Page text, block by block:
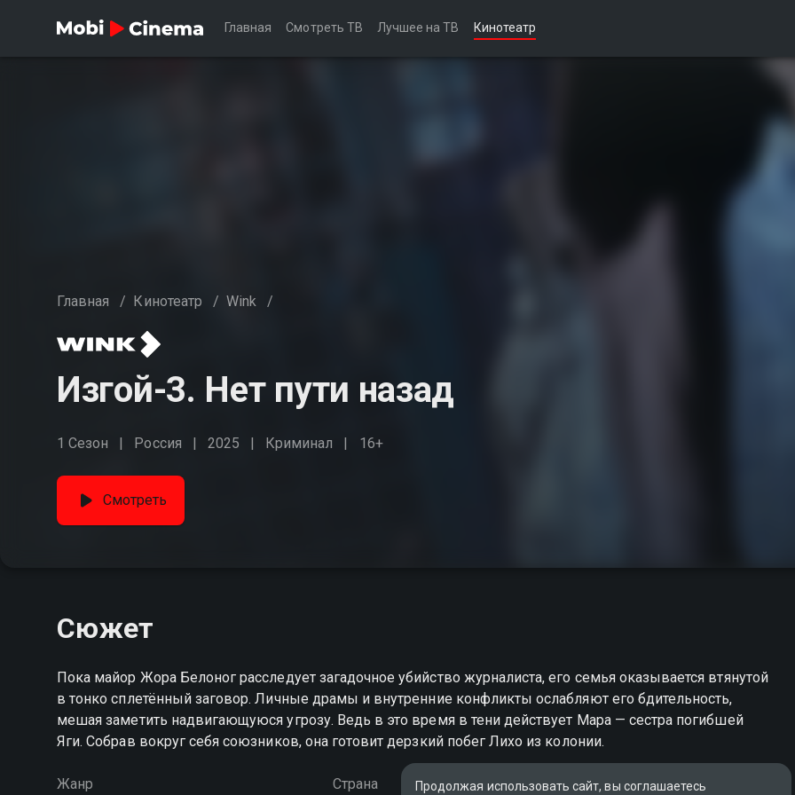
Главная Смотреть ТВ Лучшее на ТВ Кинотеатр
Главная / Кинотеатр / Wink /
Изгой-3. Нет пути назад
1 Сезон Россия 2025 Криминал 16+
Смотреть
Сюжет
Пока майор Жора Белоног расследует загадочное убийство журналиста, его семья оказывается втянутой
в тонко сплетённый заговор. Личные драмы и внутренние конфликты ослабляют его бдительность,
мешая заметить надвигающуюся угрозу. Ведь в это время в тени действует Мара — сестра погибшей
Яги. Собрав вокруг себя союзников, она готовит дерзкий побег Лихо из колонии.
Жанр Страна Продолжая использовать сайт, вы соглашаетесь